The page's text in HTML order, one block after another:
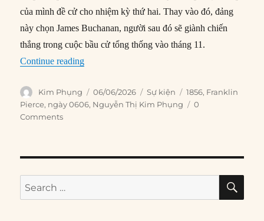
của mình đề cử cho nhiệm kỳ thứ hai. Thay vào đó, đảng
này chọn James Buchanan, người sau đó sẽ giành chiến
thắng trong cuộc bầu cử tổng thống vào tháng 11.
Continue reading“06/06/1856: Franklin Pierce bị đảng mình từ
Author
Kim Phụng
Posted
on
06/06/2026 Categories
Sự kiện Tags
1856, Franklin
Pierce, ngày 0606, Nguyễn Thị Kim Phụng
0
Comments
Search
for: